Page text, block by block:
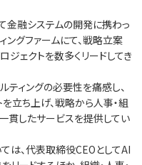
融システムの開発に携わっ
ングファームにて、戦略立案
ジェクトを数多くリードしてき
ティングの必要性を痛感し、
立ち上げ、戦略から人事・組
貫したサービスを提供してい
は、代表取締役CEOとしてAI